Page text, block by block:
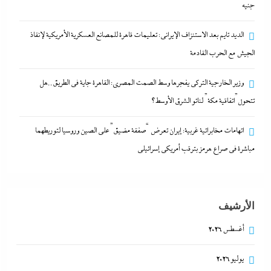
مصر تتجه لإسناد تطوير “الجفيرة” بالساحل الشمالي
9 أغسطس، 2026
الديد تايم بعد الاستنزاف الإيرانى: تعليمات قاهرة للمصانع
وزير الخارجية التركى يفجرها وسط الصمت المصري:
القاهرة جاية في الطريق..هل تتحول”اتفاقية مكة” لناتو
الشرق الأوسط؟
جنيه
الديد تايم بعد الاستنزاف الإيرانى: تعليمات قاهرة للمصانع العسكرية الأمريكية لإنقاذ
الجيش مع الحرب القادمة
وزير الخارجية التركى يفجرها وسط الصمت المصري: القاهرة جاية في الطريق..هل
تتحول”اتفاقية مكة” لناتو الشرق الأوسط؟
اتهامات مخابراتية غربية: إيران تعرض “صفقة مضيق” على الصين وروسيا لتوريطهما
مباشرة في صراع هرمز بترقب أمريكي إسرائيلى
الأرشيف
أغسطس 2026
يوليو 2026